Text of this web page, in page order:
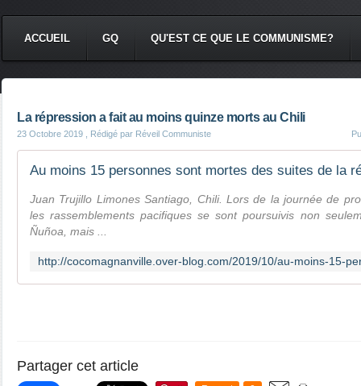
ACCUEIL GQ QU'EST CE QUE LE COMMUNISME?
La répression a fait au moins quinze morts au Chili
23 Octobre 2019 , Rédigé par Réveil Communiste
Juan Trujillo Limones Santiago, Chili. Lors de la journée de
les rassemblements pacifiques se sont poursuivis non
Ñuñoa, mais ...
Partager cet article